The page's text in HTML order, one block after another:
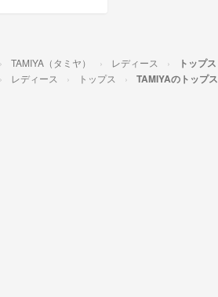
TAMIYA（タミヤ） レディース トップス
レディース トップス TAMIYAのトップス